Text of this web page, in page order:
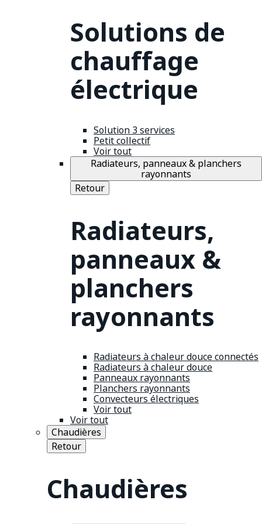
Solutions de
chauffage
électrique
Solution 3 services
Petit collectif
Voir tout
Radiateurs, panneaux & planchers
rayonnants
Retour
Radiateurs,
panneaux &
planchers
rayonnants
Radiateurs à chaleur douce connectés
Radiateurs à chaleur douce
Panneaux rayonnants
Planchers rayonnants
Convecteurs électriques
Voir tout
Voir tout
Chaudières
Retour
Chaudières